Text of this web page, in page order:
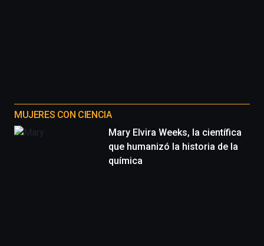
MUJERES CON CIENCIA
Mary Elvira Weeks, la científica
que humanizó la historia de la
química